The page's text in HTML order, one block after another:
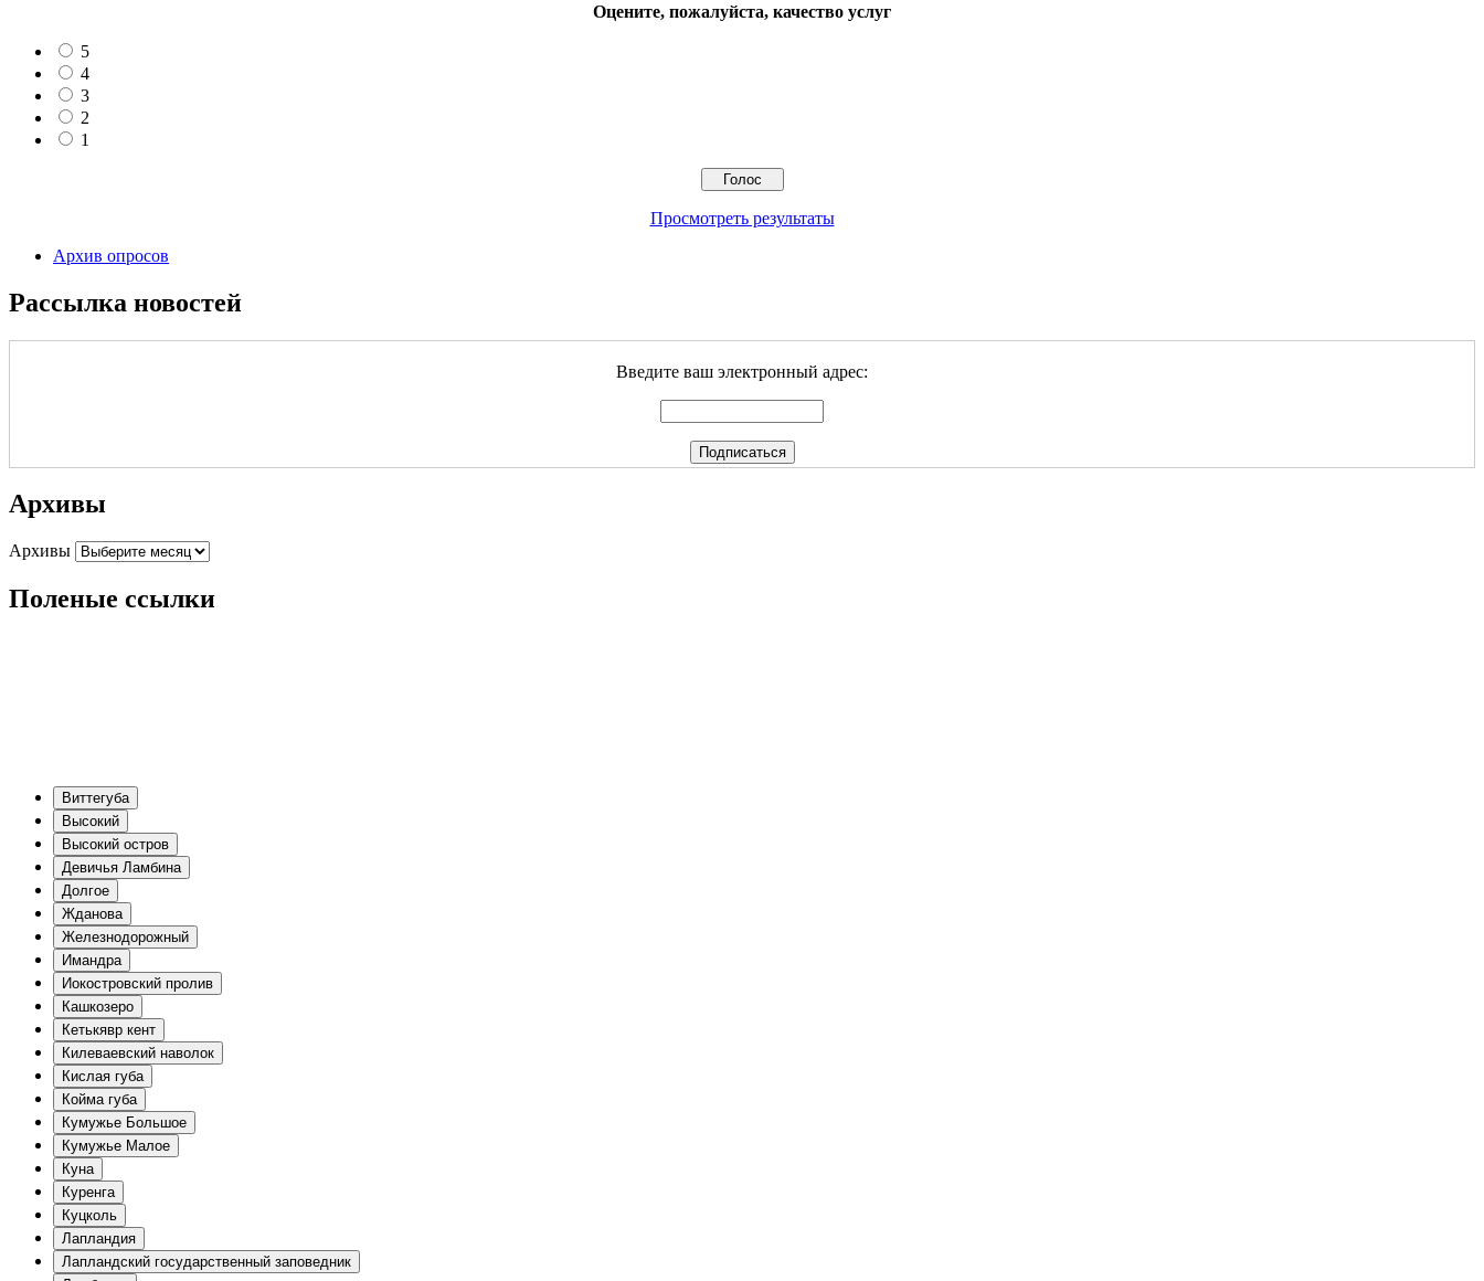
Оцените, пожалуйста, качество услуг
5
4
3
2
1
Просмотреть результаты
Архив опросов
Рассылка новостей
Введите ваш электронный адрес:
Архивы
Архивы
Поленые ссылки
Виттегуба
Высокий
Высокий остров
Девичья Ламбина
Долгое
Жданова
Железнодорожный
Имандра
Иокостровский пролив
Кашкозеро
Кетькявр кент
Килеваевский наволок
Кислая губа
Койма губа
Кумужье Большое
Кумужье Малое
Куна
Куренга
Куцколь
Лапландия
Лапландский государственный заповедник